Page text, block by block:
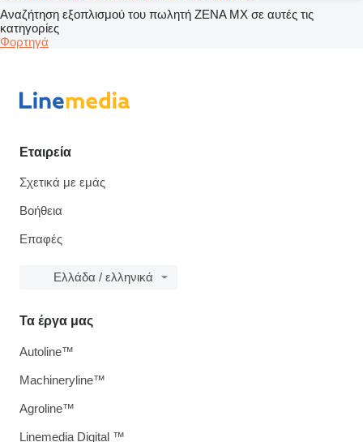
Αναζήτηση εξοπλισμού του πωλητή ZENA MX σε αυτές τις
κατηγορίες
Φορτηγά
Εταιρεία
Σχετικά με εμάς
Βοήθεια
Επαφές
Ελλάδα / ελληνικά
Τα έργα μας
Autoline™
Machineryline™
Agroline™
Linemedia Digital ™